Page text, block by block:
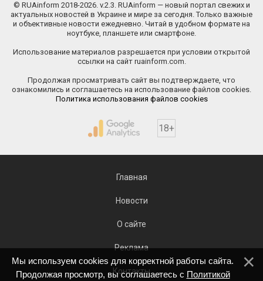
© RUAinform 2018-2026. v.2.3. RUAinform — новый портал свежих и
актуальных новостей в Украине и мире за сегодня. Только важные
и объективные новости ежедневно. Читай в удобном формате на
ноутбуке, планшете или смартфоне.
Использование материалов разрешается при условии открытой
ссылки на сайт ruainform.com.
Продолжая просматривать сайт вы подтверждаете, что
ознакомились и соглашаетесь на использование файлов cookies.
Политика использования файлов cookies
18+
Главная
Новости
О сайте
Реклама
Контакты
Мы используем cookies для корректной работы сайта.
Продолжая просмотр, вы соглашаетесь с Политикой